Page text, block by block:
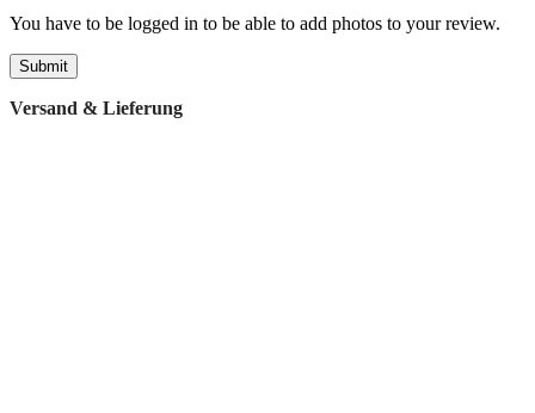
You have to be logged in to be able to add photos to your review.
Versand & Lieferung